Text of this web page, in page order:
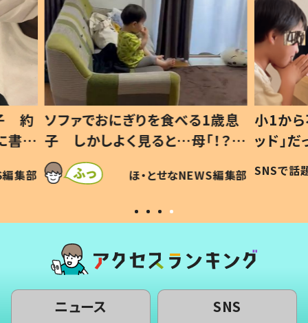
歳息
？」
編集部
小1から不登校、息子は「ギフテ
ッド」だった 父が“ウチ給食”を
作り続ける理由とは #令和の親
#令和の子
SNSで話題 ほ・とせなNEWS編集部
ひ孫
が、抱
「涙
い」
ニュース SNS